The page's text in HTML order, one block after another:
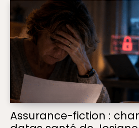
Assurance-fiction :